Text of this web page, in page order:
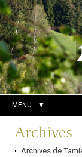
Aller
au
contenu.
|
Aller
à
la
navigation
Outils
personnels
Chercher par
Recherche
avancée…
MENU
Navigation
Archives
Archives de